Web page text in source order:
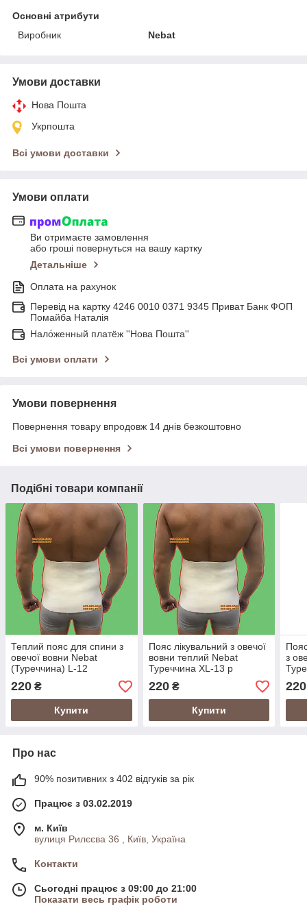
Основні атрибути
Виробник
Nebat
Умови доставки
Нова Пошта
Укрпошта
Всі умови доставки
Умови оплати
Ви отримаєте замовлення
або гроші повернуться на вашу картку
Детальніше
Оплата на рахунок
Перевід на картку 4246 0010 0371 9345 Приват Банк ФОП
Помайба Наталія
Нало́женный платёж ''Нова Пошта''
Всі умови оплати
Умови повернення
Повернення товару впродовж 14 днів безкоштовно
Всі умови повернення
Подібні товари компанії
Теплий пояс для спини з
овечої вовни Nebat
(Туреччина) L-12
220 ₴
Купити
Пояс лікувальний з овечої
вовни теплий Nebat
Туреччина XL-13 р
220₴
Купити
з
220
Про нас
90% позитивних з 402 відгуків за рік
Працює з 03.02.2019
м. Київ
вулиця Рилєєва 36 , Київ, Україна
Контакти
Сьогодні працює з 09:00 до 21:00
Показати весь графік роботи